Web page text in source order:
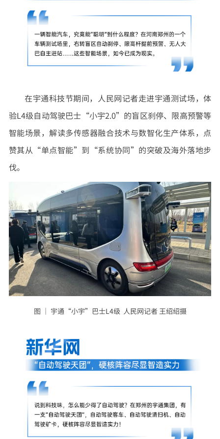
在宇通科技节期间，人民网记者走进宇通测试场，体
验L4级自动驾驶巴士“小宇2.0”的盲区刹停、限高预警等
智能场景，解读多传感器融合技术与数智化生产体系，点
赞其从“单点智能”到“系统协同”的突破及海外落地步
伐。
图 ｜ 宇通“小宇”巴士L4级 人民网记者 王绍绍摄